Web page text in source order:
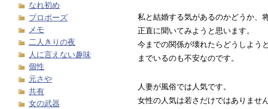
私と結婚する気があるのかどうか、
正直に聞いてみようと思います。
今までの関係が壊れたらどうしよう
までいるのも不安なのです。
人妻が風俗では人気です。
女性の人気は若さだけではありませ
なれ初め
プロポーズ
メモ
二人きりの夜
人に言えない趣味
個性
元さや
共有
女の武器